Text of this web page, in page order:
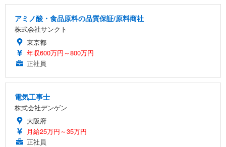
アミノ酸・食品原料の品質保証/原料商社
株式会社サンクト
東京都
年収600万円～800万円
正社員
電気工事士
株式会社デンゲン
大阪府
月給25万円～35万円
正社員